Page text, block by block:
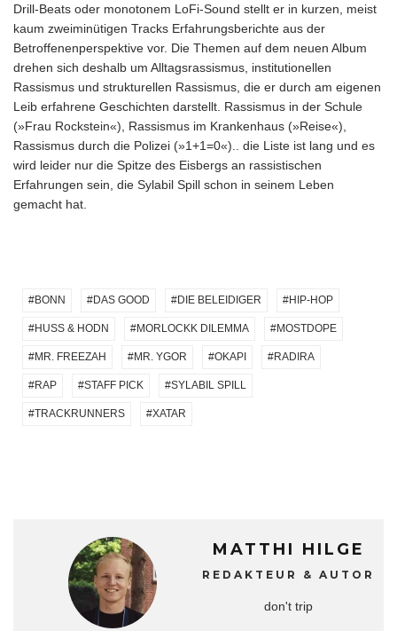
Drill-Beats oder monotonem LoFi-Sound stellt er in kurzen, meist
kaum zweiminütigen Tracks Erfahrungsberichte aus der
Betroffenenperspektive vor. Die Themen auf dem neuen Album
drehen sich deshalb um Alltagsrassismus, institutionellen
Rassismus und strukturellen Rassismus, die er durch am eigenen
Leib erfahrene Geschichten darstellt. Rassismus in der Schule
(»Frau Rockstein«), Rassismus im Krankenhaus (»Reise«),
Rassismus durch die Polizei (»1+1=0«).. die Liste ist lang und es
wird leider nur die Spitze des Eisbergs an rassistischen
Erfahrungen sein, die Sylabil Spill schon in seinem Leben
gemacht hat.
BONN DAS GOOD DIE BELEIDIGER HIP-HOP
HUSS & HODN MORLOCKK DILEMMA MOSTDOPE
MR. FREEZAH MR. YGOR OKAPI RADIRA
RAP STAFF PICK SYLABIL SPILL
TRACKRUNNERS XATAR
MATTHI HILGE
REDAKTEUR & AUTOR
don't trip